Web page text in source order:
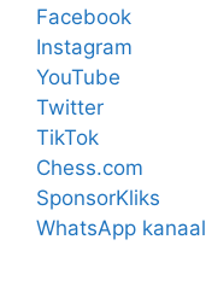
Facebook
Instagram
YouTube
Twitter
TikTok
Chess.com
SponsorKliks
WhatsApp kanaal